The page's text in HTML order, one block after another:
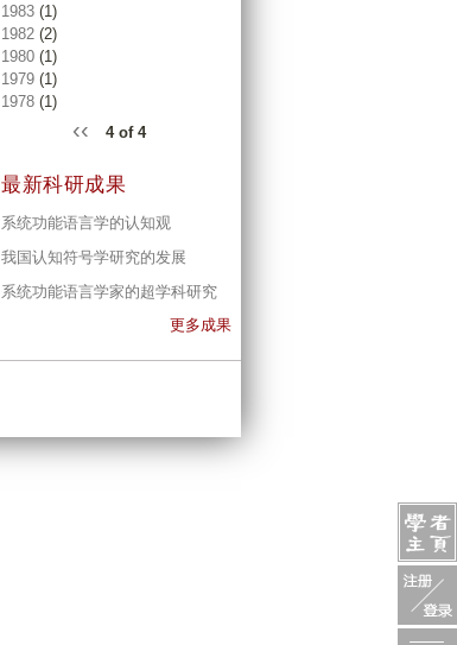
1983 (1)
1982 (2)
1980 (1)
1979 (1)
1978 (1)
‹‹ 4 of 4
最新科研成果
系统功能语言学的认知观
我国认知符号学研究的发展
系统功能语言学家的超学科研究
更多成果